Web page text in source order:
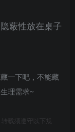
蔽性放在桌子
一下吧，不能藏
理需求~
载须遵守以下规